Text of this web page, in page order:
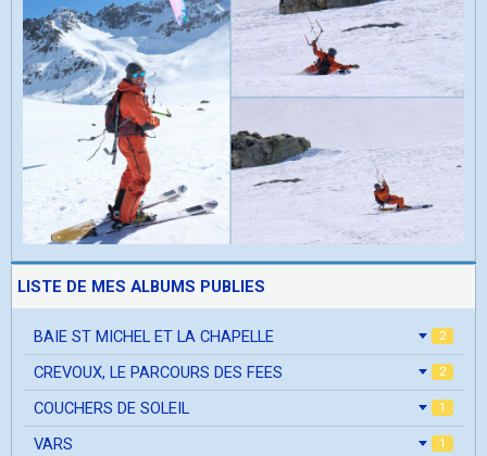
LISTE DE MES ALBUMS PUBLIES
BAIE ST MICHEL ET LA CHAPELLE 2
CREVOUX, LE PARCOURS DES FEES 2
COUCHERS DE SOLEIL 1
VARS 1